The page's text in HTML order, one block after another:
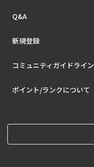
Q&A
新規登録
コミュニティガイドライン
ポイント/ランクについて